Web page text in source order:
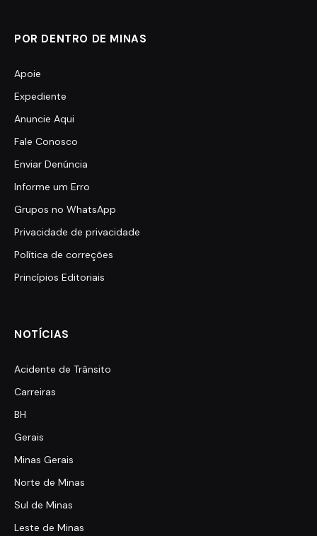
POR DENTRO DE MINAS
Apoie
Expediente
Anuncie Aqui
Fale Conosco
Enviar Denúncia
Informe um Erro
Grupos no WhatsApp
Privacidade de privacidade
Política de correções
Princípios Editoriais
NOTÍCIAS
Acidente de Trânsito
Carreiras
BH
Gerais
Minas Gerais
Norte de Minas
Sul de Minas
Leste de Minas